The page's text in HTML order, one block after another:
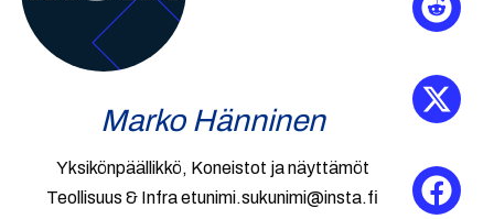
Marko Hänninen
Yksikönpäällikkö, Koneistot ja näyttämöt
Teollisuus & Infraetunimi.sukunimi@insta.fi